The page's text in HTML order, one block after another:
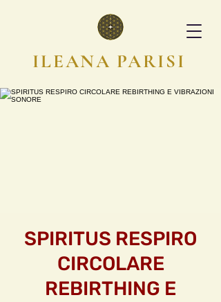
ILEANA PARISI
SPIRITUS RESPIRO
CIRCOLARE
REBIRTHING E